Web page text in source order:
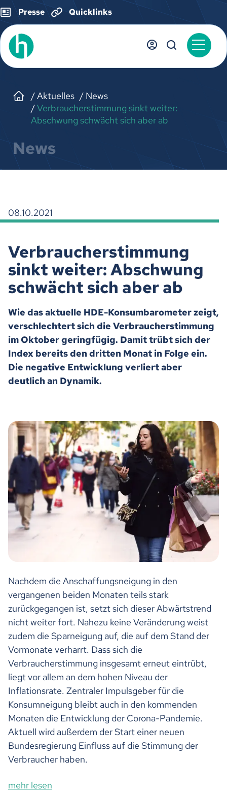
Presse Quicklinks
Aktuelles
News
Verbraucherstimmung sinkt weiter:
Abschwung schwächt sich aber ab
News
08.10.2021
Verbraucherstimmung
sinkt weiter: Abschwung
schwächt sich aber ab
Wie das aktuelle HDE-Konsumbarometer zeigt,
verschlechtert sich die Verbraucherstimmung
im Oktober geringfügig. Damit trübt sich der
Index bereits den dritten Monat in Folge ein.
Die negative Entwicklung verliert aber
deutlich an Dynamik.
Nachdem die Anschaffungsneigung in den
vergangenen beiden Monaten teils stark
zurückgegangen ist, setzt sich dieser Abwärtstrend
nicht weiter fort. Nahezu keine Veränderung weist
zudem die Sparneigung auf, die auf dem Stand der
Vormonate verharrt. Dass sich die
Verbraucherstimmung insgesamt erneut eintrübt,
liegt vor allem an dem hohen Niveau der
Inflationsrate. Zentraler Impulsgeber für die
Konsumneigung bleibt auch in den kommenden
Monaten die Entwicklung der Corona-Pandemie.
Aktuell wird außerdem der Start einer neuen
Bundesregierung Einfluss auf die Stimmung der
Verbraucher haben.
mehr lesen